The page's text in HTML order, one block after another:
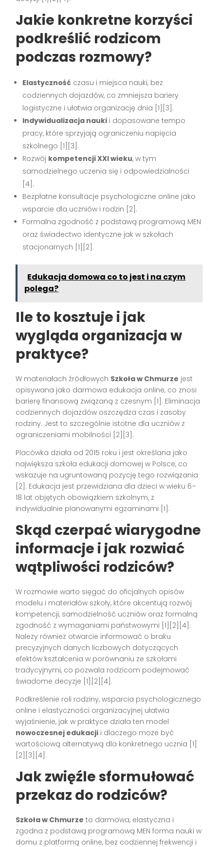
Jakie konkretne korzyści
podkreślić rodzicom
podczas rozmowy?
Elastyczność czasu i miejsca nauki, bez
codziennych dojazdów, co zmniejsza bariery
logistyczne i ułatwia organizację dnia [1][3].
Indywidualizacja nauki i dopasowane tempo
pracy, które sprzyjają ograniczeniu napięcia
szkolnego [1][3].
Rozwój kompetencji XXI wieku, w tym
samodzielnego uczenia się i odpowiedzialności
[4].
Bezpłatne konsultacje psychologiczne online jako
wsparcie dla uczniów i rodzin [2].
Formalna zgodność z podstawą programową MEN
oraz świadectwo identyczne jak w szkołach
stacjonarnych [1][2].
Edukacja domowa co to jest i na czym
polega?
Ile to kosztuje i jak
wygląda organizacja w
praktyce?
W materiałach źródłowych Szkoła w Chmurze jest
opisywana jako darmowa edukacja online, co znosi
barierę finansową związaną z czesnym [1]. Eliminacja
codziennych dojazdów oszczędza czas i zasoby
rodziny. Jest to szczególnie istotne dla uczniów z
ograniczeniami mobilności [2][3].
Placówka działa od 2015 roku i jest określana jako
największa szkoła edukacji domowej w Polsce, co
wskazuje na ugruntowaną pozycję tego rozwiązania
[2]. Edukacja jest przewidziana dla dzieci w wieku 6–
18 lat objętych obowiązkiem szkolnym, z
indywidualnie planowanymi egzaminami [1].
Skąd czerpać wiarygodne
informacje i jak rozwiać
wątpliwości rodziców?
W rozmowie warto sięgać do oficjalnych opisów
modelu i materiałów szkoły, które akcentują rozwój
kompetencji, samodzielność uczniów oraz formalną
zgodność z wymaganiami państwowymi [1][2][4].
Należy również otwarcie informować o braku
precyzyjnych danych liczbowych dotyczących
efektów kształcenia w porównaniu ze szkołami
tradycyjnymi, co pozwala rodzicom podejmować
świadome decyzje [1][2][4].
Podkreślenie roli rodziny, wsparcia psychologicznego
online i elastyczności organizacyjnej ułatwia
wyjaśnienie, jak w praktyce działa ten model
nowoczesnej edukacji i dlaczego może być
wartościową alternatywą dla konkretnego ucznia [1]
[2][3][4].
Jak zwięźle sformułować
przekaz do rodziców?
Szkoła w Chmurze to darmowa, elastyczna i
zgodna z podstawą programową MEN forma nauki w
domu z platformą online, bez codziennej frekwencji i